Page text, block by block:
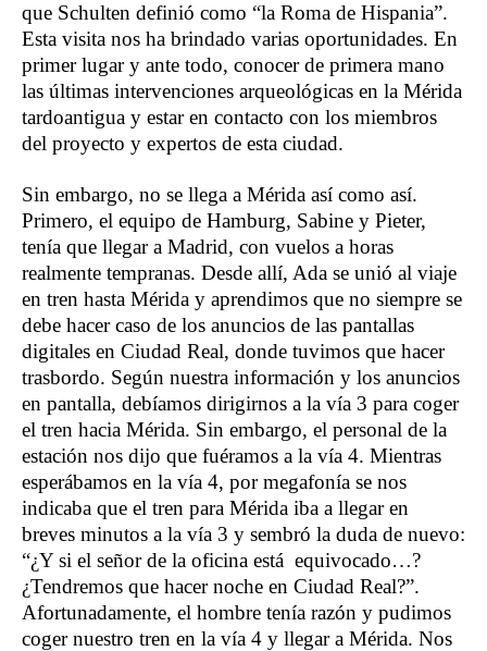
que Schulten definió como “la Roma de Hispania”.
Esta visita nos ha brindado varias oportunidades. En
primer lugar y ante todo, conocer de primera mano
las últimas intervenciones arqueológicas en la Mérida
tardoantigua y estar en contacto con los miembros
del proyecto y expertos de esta ciudad.
Sin embargo, no se llega a Mérida así como así.
Primero, el equipo de Hamburg, Sabine y Pieter,
tenía que llegar a Madrid, con vuelos a horas
realmente tempranas. Desde allí, Ada se unió al viaje
en tren hasta Mérida y aprendimos que no siempre se
debe hacer caso de los anuncios de las pantallas
digitales en Ciudad Real, donde tuvimos que hacer
trasbordo. Según nuestra información y los anuncios
en pantalla, debíamos dirigirnos a la vía 3 para coger
el tren hacia Mérida. Sin embargo, el personal de la
estación nos dijo que fuéramos a la vía 4. Mientras
esperábamos en la vía 4, por megafonía se nos
indicaba que el tren para Mérida iba a llegar en
breves minutos a la vía 3 y sembró la duda de nuevo:
“¿Y si el señor de la oficina está equivocado…?
¿Tendremos que hacer noche en Ciudad Real?”.
Afortunadamente, el hombre tenía razón y pudimos
coger nuestro tren en la vía 4 y llegar a Mérida. Nos